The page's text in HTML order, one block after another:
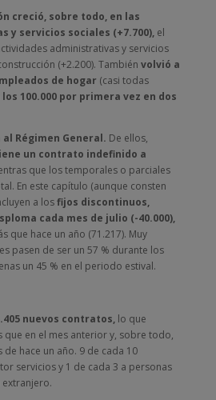
creció, sobre todo, en las
y servicios sociales (+7.700),el
administrativas y servicios
(+2.200). También volvió a
de hogar (casi todas
100.000 por primera vez en dos
Régimen General. De ellos,
un contrato indefinido a
que los temporales o parciales
En este capítulo (aunque consten
a losfijos discontinuos,
cada mes de julio (-40.000),
que hace un año (71.217). Muy
pasen de ser un 57 % durante los
un 45 % en el periodo estival.
nuevos contratos,lo que
que en el mes anterior y, sobre todo,
de hace un año. 9 de cada 10
servicios y 1 de cada 3 a personas